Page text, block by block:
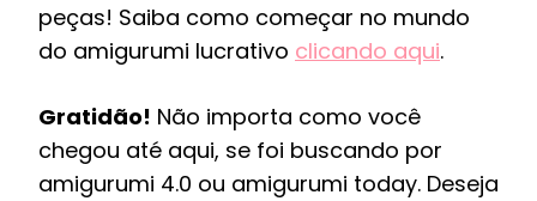
peças! Saiba como começar no mundo
do amigurumi lucrativo clicando aqui.
Gratidão! Não importa como você
chegou até aqui, se foi buscando por
amigurumi 4.0 ou amigurumi today. Deseja